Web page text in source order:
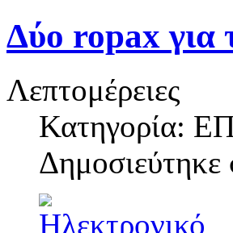
Δύο ropax για
Λεπτομέρειες
Κατηγορία:
Δημοσιεύτηκε